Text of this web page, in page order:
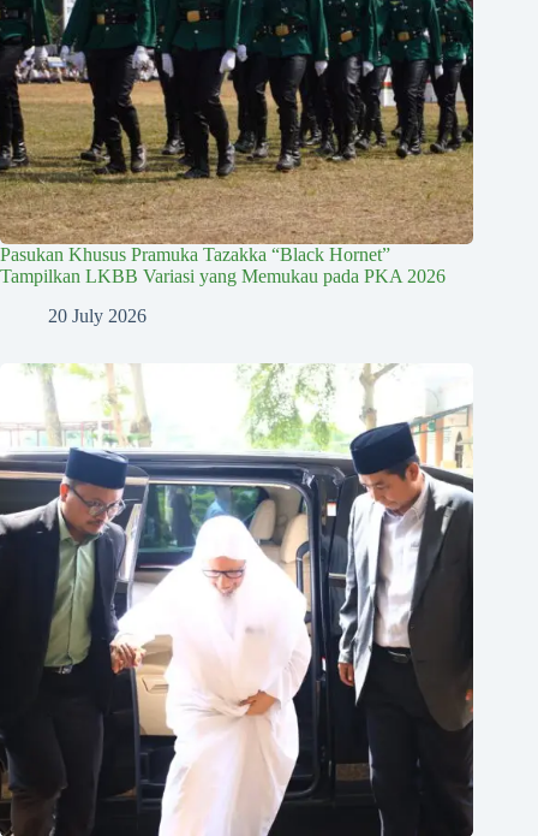
Pasukan Khusus Pramuka Tazakka “Black Hornet”
Tampilkan LKBB Variasi yang Memukau pada PKA 2026
20 July 2026